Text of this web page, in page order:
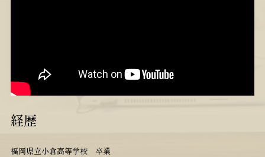
経歴
福岡県立小倉高等学校 卒業